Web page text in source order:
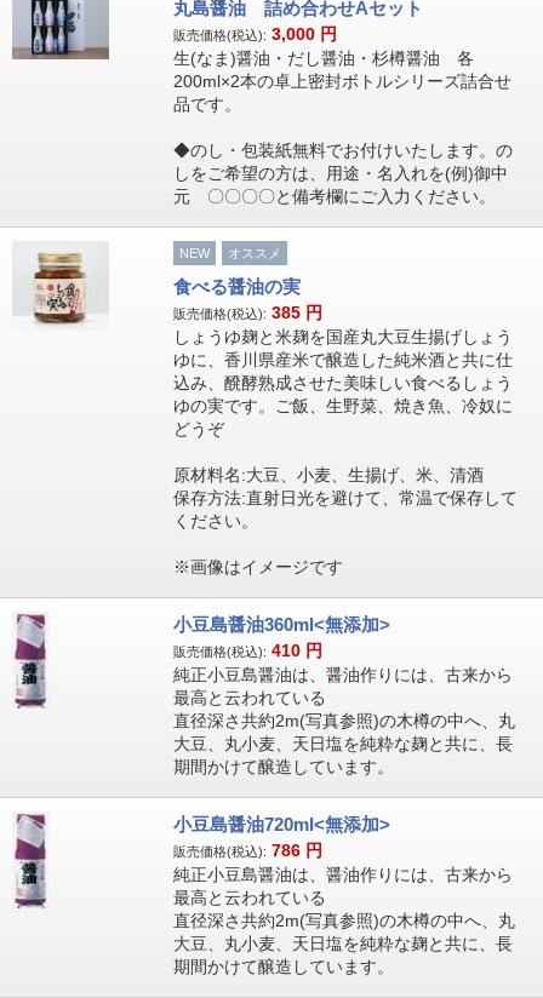
丸島醤油 詰め合わせAセット
販売価格(税込): 3,000 円
生(なま)醤油・だし醤油・杉樽醤油 各
200ml×2本の卓上密封ボトルシリーズ詰合せ
品です。
◆のし・包装紙無料でお付けいたします。の
しをご希望の方は、用途・名入れを(例)御中
元 〇〇〇〇と備考欄にご入力ください。
NEW オススメ
食べる醤油の実
販売価格(税込): 385 円
しょうゆ麹と米麹を国産丸大豆生揚げしょう
ゆに、香川県産米で醸造した純米酒と共に仕
込み、醗酵熟成させた美味しい食べるしょう
ゆの実です。ご飯、生野菜、焼き魚、冷奴に
どうぞ
原材料名:大豆、小麦、生揚げ、米、清酒
保存方法:直射日光を避けて、常温で保存して
ください。
※画像はイメージです
小豆島醤油360ml<無添加>
販売価格(税込): 410 円
純正小豆島醤油は、醤油作りには、古来から
最高と云われている
直径深さ共約2m(写真参照)の木樽の中へ、丸
大豆、丸小麦、天日塩を純粋な麹と共に、長
期間かけて醸造しています。
小豆島醤油720ml<無添加>
販売価格(税込): 786 円
純正小豆島醤油は、醤油作りには、古来から
最高と云われている
直径深さ共約2m(写真参照)の木樽の中へ、丸
大豆、丸小麦、天日塩を純粋な麹と共に、長
期間かけて醸造しています。